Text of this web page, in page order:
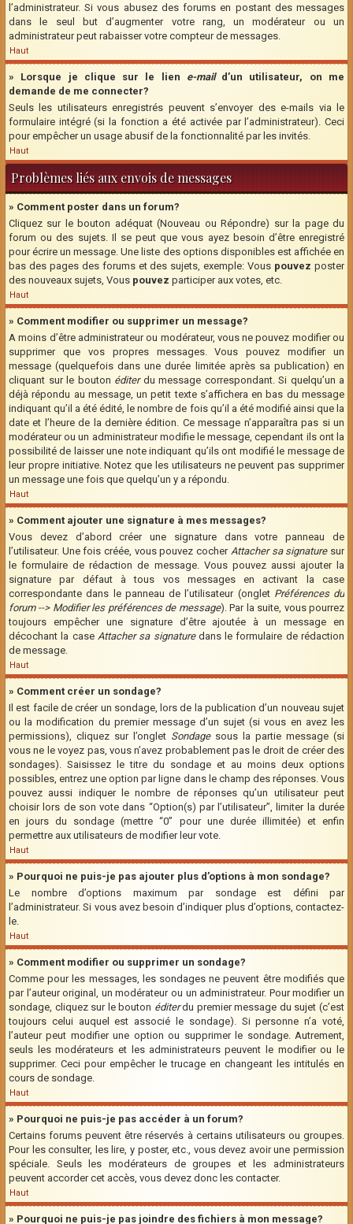
l’administrateur. Si vous abusez des forums en postant des messages
dans le seul but d’augmenter votre rang, un modérateur ou un
administrateur peut rabaisser votre compteur de messages.
Haut
» Lorsque je clique sur le lien e-maild’un utilisateur, on me
demande de me connecter?
Seuls les utilisateurs enregistrés peuvent s’envoyer des e-mails via le
formulaire intégré (si la fonction a été activée par l’administrateur). Ceci
pour empêcher un usage abusif de la fonctionnalité par les invités.
Haut
Problèmes liés aux envois de messages
» Comment poster dans un forum?
Cliquez sur le bouton adéquat (Nouveau ou Répondre) sur la page du
forum ou des sujets. Il se peut que vous ayez besoin d’être enregistré
pour écrire un message. Une liste des options disponibles est affichée en
bas des pages des forums et des sujets, exemple: Vous pouvez poster
des nouveaux sujets, Vous pouvez participer aux votes, etc.
Haut
» Comment modifier ou supprimer un message?
A moins d’être administrateur ou modérateur, vous ne pouvez modifier ou
supprimer que vos propres messages. Vous pouvez modifier un
message (quelquefois dans une durée limitée après sa publication) en
cliquant sur le bouton éditerdu message correspondant. Si quelqu’un a
déjà répondu au message, un petit texte s’affichera en bas du message
indiquant qu’il a été édité, le nombre de fois qu’il a été modifié ainsi que la
date et l’heure de la dernière édition. Ce message n’apparaîtra pas si un
modérateur ou un administrateur modifie le message, cependant ils ont la
possibilité de laisser une note indiquant qu’ils ont modifié le message de
leur propre initiative. Notez que les utilisateurs ne peuvent pas supprimer
un message une fois que quelqu’un y a répondu.
Haut
» Comment ajouter une signature à mes messages?
Vous devez d’abord créer une signature dans votre panneau de
l’utilisateur. Une fois créée, vous pouvez cocher Attacher sa signaturesur
le formulaire de rédaction de message. Vous pouvez aussi ajouter la
signature par défaut à tous vos messages en activant la case
correspondante dans le panneau de l’utilisateur (onglet Préférences du
forum --> Modifier les préférences de message). Par la suite, vous pourrez
toujours empêcher une signature d’être ajoutée à un message en
décochant la case Attacher sa signaturedans le formulaire de rédaction
de message.
Haut
» Comment créer un sondage?
Il est facile de créer un sondage, lors de la publication d’un nouveau sujet
ou la modification du premier message d’un sujet (si vous en avez les
permissions), cliquez sur l’onglet Sondagesous la partie message (si
vous ne le voyez pas, vous n’avez probablement pas le droit de créer des
sondages). Saisissez le titre du sondage et au moins deux options
possibles, entrez une option par ligne dans le champ des réponses. Vous
pouvez aussi indiquer le nombre de réponses qu’un utilisateur peut
choisir lors de son vote dans “Option(s) par l’utilisateur”, limiter la durée
en jours du sondage (mettre “0” pour une durée illimitée) et enfin
permettre aux utilisateurs de modifier leur vote.
Haut
» Pourquoi ne puis-je pas ajouter plus d’options à mon sondage?
Le nombre d’options maximum par sondage est défini par
l’administrateur. Si vous avez besoin d’indiquer plus d’options, contactez-
le.
Haut
» Comment modifier ou supprimer un sondage?
Comme pour les messages, les sondages ne peuvent être modifiés que
par l’auteur original, un modérateur ou un administrateur. Pour modifier un
sondage, cliquez sur le bouton éditerdu premier message du sujet (c’est
toujours celui auquel est associé le sondage). Si personne n’a voté,
l’auteur peut modifier une option ou supprimer le sondage. Autrement,
seuls les modérateurs et les administrateurs peuvent le modifier ou le
supprimer. Ceci pour empêcher le trucage en changeant les intitulés en
cours de sondage.
Haut
» Pourquoi ne puis-je pas accéder à un forum?
Certains forums peuvent être réservés à certains utilisateurs ou groupes.
Pour les consulter, les lire, y poster, etc., vous devez avoir une permission
spéciale. Seuls les modérateurs de groupes et les administrateurs
peuvent accorder cet accès, vous devez donc les contacter.
Haut
» Pourquoi ne puis-je pas joindre des fichiers à mon message?